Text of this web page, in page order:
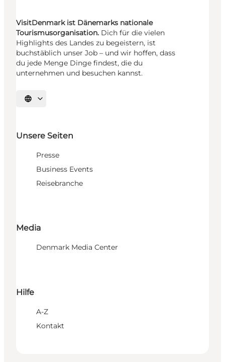
VisitDenmark ist Dänemarks nationale
Tourismusorganisation. Dich für die vielen
Highlights des Landes zu begeistern, ist
buchstäblich unser Job – und wir hoffen, dass
du jede Menge Dinge findest, die du
unternehmen und besuchen kannst.
Sprache auswählen
Unsere Seiten
Presse
Business Events
Reisebranche
Media
Denmark Media Center
Hilfe
A-Z
Kontakt